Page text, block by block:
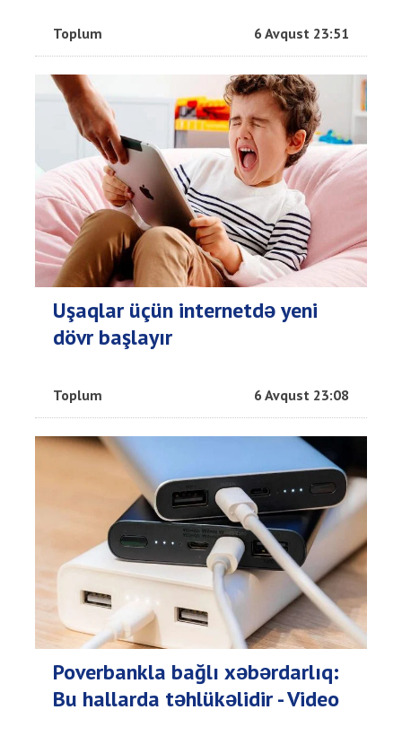
Toplum 6 Avqust 23:51
Uşaqlar üçün internetdə yeni
dövr başlayır
Toplum 6 Avqust 23:08
Poverbankla bağlı xəbərdarlıq:
Bu hallarda təhlükəlidir - Video